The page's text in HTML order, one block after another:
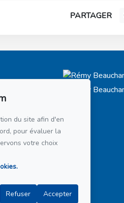
PARTAGER
du site afin d'en
pour évaluer la
votre choix
Refuser Accepter